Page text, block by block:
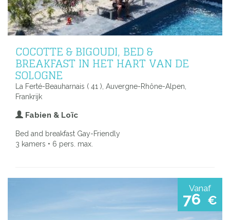
COCOTTE & BIGOUDI, BED &
BREAKFAST IN HET HART VAN DE
SOLOGNE
La Ferté-Beauharnais ( 41 ), Auvergne-Rhône-Alpen,
Frankrijk
Fabien & Loïc
Bed and breakfast Gay-Friendly
3 kamers • 6 pers. max.
Vanaf
76 €